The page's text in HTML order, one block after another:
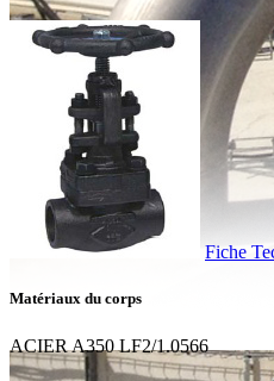
Fiche
Matériaux du corps
ACIER A350 LF2/1.0566